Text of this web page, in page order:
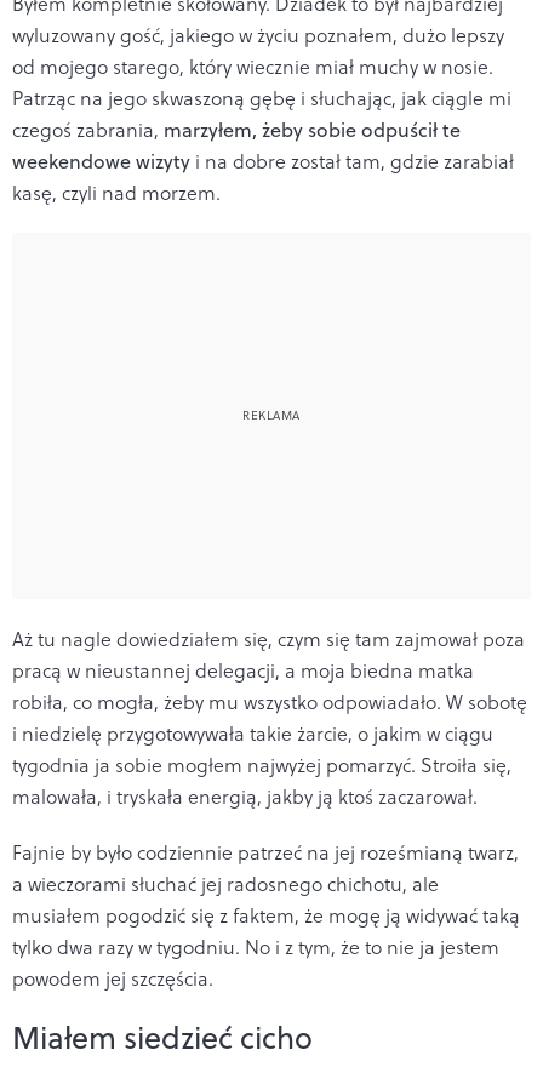
wyluzowany gość, jakiego w życiu poznałem, dużo lepszy
od mojego starego, który wiecznie miał muchy w nosie.
Patrząc na jego skwaszoną gębę i słuchając, jak ciągle mi
czegoś zabrania, marzyłem, żeby sobie odpuścił te
weekendowe wizyty i na dobre został tam, gdzie zarabiał
kasę, czyli nad morzem.
Aż tu nagle dowiedziałem się, czym się tam zajmował poza
pracą w nieustannej delegacji, a moja biedna matka
robiła, co mogła, żeby mu wszystko odpowiadało. W sobotę
i niedzielę przygotowywała takie żarcie, o jakim w ciągu
tygodnia ja sobie mogłem najwyżej pomarzyć. Stroiła się,
malowała, i tryskała energią, jakby ją ktoś zaczarował.
Fajnie by było codziennie patrzeć na jej roześmianą twarz,
a wieczorami słuchać jej radosnego chichotu, ale
musiałem pogodzić się z faktem, że mogę ją widywać taką
tylko dwa razy w tygodniu. No i z tym, że to nie ja jestem
powodem jej szczęścia.
Miałem siedzieć cicho